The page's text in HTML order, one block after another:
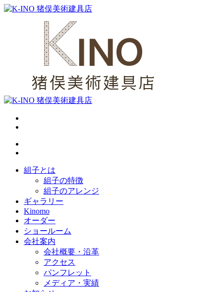
組子とは
組子の特徴
組子のアレンジ
ギャラリー
Kinomo
オーダー
ショールーム
会社案内
会社概要・沿革
アクセス
パンフレット
メディア・実績